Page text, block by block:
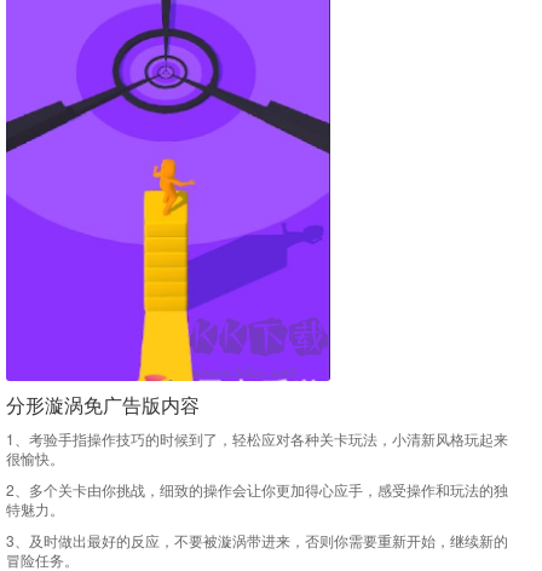
分形漩涡免广告版内容
1、考验手指操作技巧的时候到了，轻松应对各种关卡玩法，小清新风格玩起来
很愉快。
2、多个关卡由你挑战，细致的操作会让你更加得心应手，感受操作和玩法的独
特魅力。
3、及时做出最好的反应，不要被漩涡带进来，否则你需要重新开始，继续新的
冒险任务。